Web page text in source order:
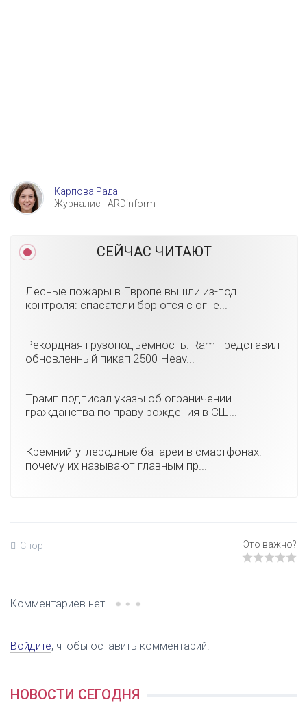
Карпова Рада
Журналист ARDinform
СЕЙЧАС ЧИТАЮТ
Лесные пожары в Европе вышли из-под
контроля: спасатели борются с огне...
Рекордная грузоподъемность: Ram представил
обновленный пикап 2500 Heav...
Трамп подписал указы об ограничении
гражданства по праву рождения в СШ...
Кремний-углеродные батареи в смартфонах:
почему их называют главным пр...
Спорт
Комментариев нет.
Войдите, чтобы оставить комментарий.
НОВОСТИ СЕГОДНЯ